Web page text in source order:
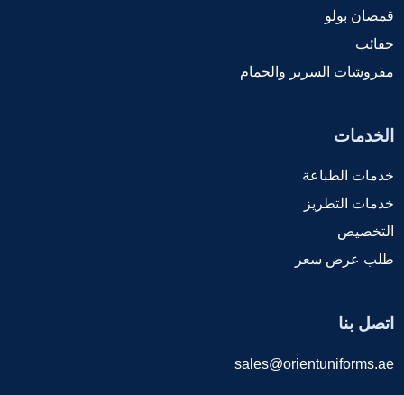
قمصان بولو
حقائب
مفروشات السرير والحمام
الخدمات
خدمات الطباعة
خدمات التطريز
التخصيص
طلب عرض سعر
اتصل بنا
sales@orientuniforms.ae